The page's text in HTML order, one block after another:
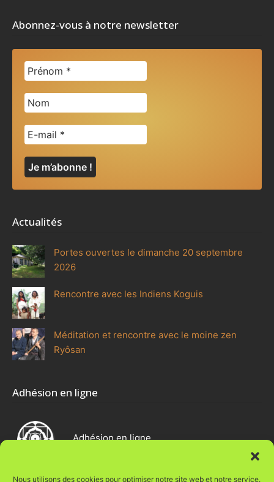
Nous utilisons des cookies pour optimiser notre site web et notre service.
Abonnez-vous à notre newsletter
Actualités
Portes ouvertes le dimanche 20 septembre
2026
Rencontre avec les Indiens Koguis
Méditation et rencontre avec le moine zen
Ryôsan
Adhésion en ligne
Adhésion en ligne